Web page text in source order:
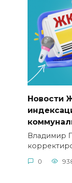
Новости
Владимир
0